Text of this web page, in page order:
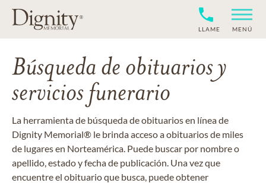
LLAME MENÚ
Búsqueda de obituarios y
servicios funerario
La herramienta de búsqueda de obituarios en línea de
Dignity Memorial® le brinda acceso a obituarios de miles
de lugares en Norteamérica. Puede buscar por nombre o
apellido, estado y fecha de publicación. Una vez que
encuentre el obituario que busca, puede obtener